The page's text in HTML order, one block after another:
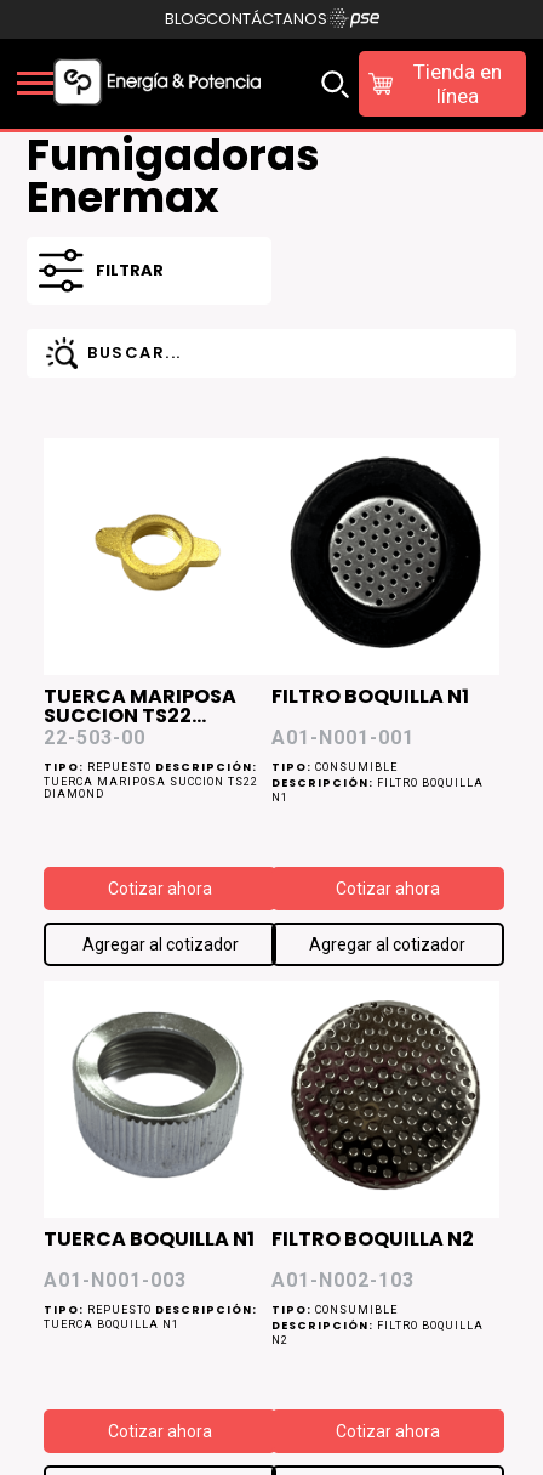
BLOGCONTÁCTANOS
Tienda en
línea
Fumigadoras
Enermax
FILTRAR
TUERCA MARIPOSA
SUCCION TS22
DIAMOND
22-503-00
TIPO: REPUESTO DESCRIPCIÓN:
TUERCA MARIPOSA SUCCION TS22
DIAMOND
Cotizar ahora
Agregar al cotizador
FILTRO BOQUILLA N1
A01-N001-001
TIPO: CONSUMIBLE
DESCRIPCIÓN: FILTRO BOQUILLA
N1
Cotizar ahora
Agregar al cotizador
TUERCA BOQUILLA N1
A01-N001-003
TIPO: REPUESTO DESCRIPCIÓN:
TUERCA BOQUILLA N1
Cotizar ahora
FILTRO BOQUILLA N2
A01-N002-103
TIPO: CONSUMIBLE
DESCRIPCIÓN: FILTRO BOQUILLA
N2
Cotizar ahora